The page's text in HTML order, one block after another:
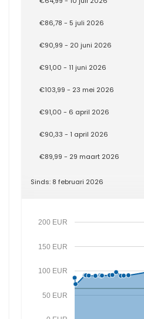
€86,78 - 5 juli 2026
€90,99 - 20 juni 2026
€91,00 - 11 juni 2026
€103,99 - 23 mei 2026
€91,00 - 6 april 2026
€90,33 - 1 april 2026
€89,99 - 29 maart 2026
Sinds: 8 februari 2026
50 EUR
100 EUR
150 EUR
200 EUR